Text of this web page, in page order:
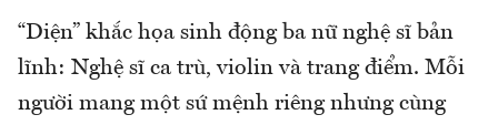
“Diện” khắc họa sinh động ba nữ nghệ sĩ bản
lĩnh: Nghệ sĩ ca trù, violin và trang điểm. Mỗi
người mang một sứ mệnh riêng nhưng cùng